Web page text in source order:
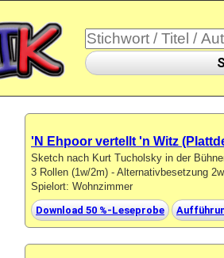
'N Ehpoor vertellt 'n Witz
Sketch nach Kurt Tucholsky in der
3 Rollen (1w/2m) - Alternativbesetzung
Spielort: Wohnzimmer
Download 50 %-Leseprobe